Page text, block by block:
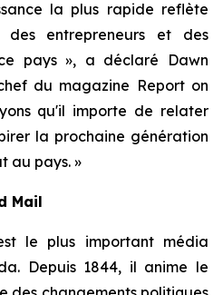
la plus rapide reflète
des entrepreneurs et des
pays », a déclaré Dawn
du magazine Report on
qu'il importe de relater
la prochaine génération
au pays. »
Mail
le plus important média
Depuis 1844, il anime le